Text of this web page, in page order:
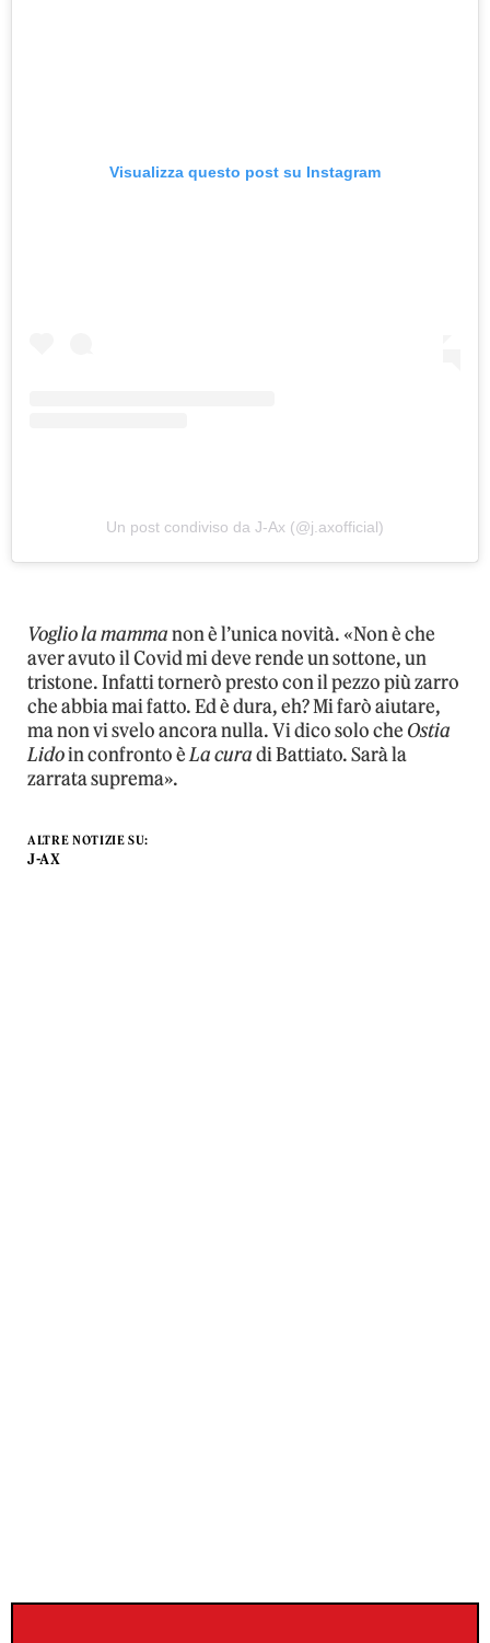
Visualizza questo post su Instagram
Un post condiviso da J-Ax (@j.axofficial)
Voglio la mammanon è l’unica novità. «Non è che
aver avuto il Covid mi deve rende un sottone, un
tristone. Infatti tornerò presto con il pezzo più zarro
che abbia mai fatto. Ed è dura, eh? Mi farò aiutare,
ma non vi svelo ancora nulla. Vi dico solo che Ostia
Lidoin confronto èLa curadi Battiato. Sarà la
zarrata suprema».
ALTRE NOTIZIE SU:
J-AX